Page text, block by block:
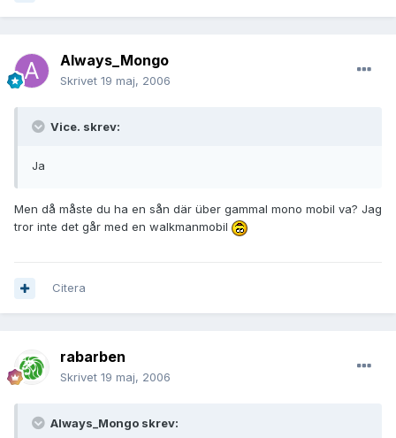
Always_Mongo
Skrivet 19 maj, 2006
Vice. skrev:
Ja
Men då måste du ha en sån där über gammal mono mobil va? Jag
tror inte det går med en walkmanmobil
Citera
rabarben
Skrivet 19 maj, 2006
Always_Mongo skrev: